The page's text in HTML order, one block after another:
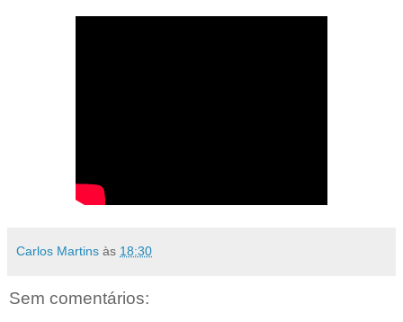
Carlos Martins às 18:30
Sem comentários: